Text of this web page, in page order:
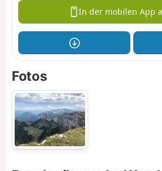
In der mobilen App
Fotos